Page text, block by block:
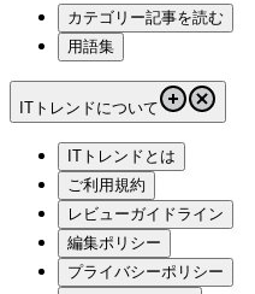
カテゴリー記事を読む
用語集
ITトレンドについて
ITトレンドとは
ご利用規約
レビューガイドライン
編集ポリシー
プライバシーポリシー